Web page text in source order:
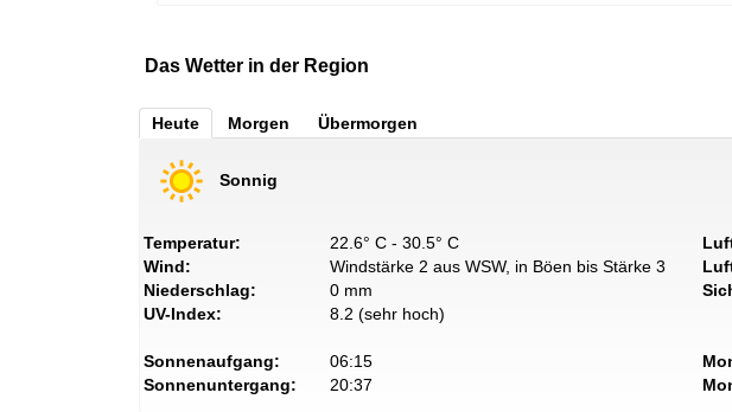
Das Wetter in der Region
Heute Morgen Übermorgen
Sonnig
Temperatur:
22.6° C - 30.5° C
Wind:
Windstärke 2 aus WSW, in Böen bis Stärke 3
Niederschlag:
0 mm
UV-Index:
8.2 (sehr hoch)
Sonnenaufgang:
06:15
Sonnenuntergang:
20:37